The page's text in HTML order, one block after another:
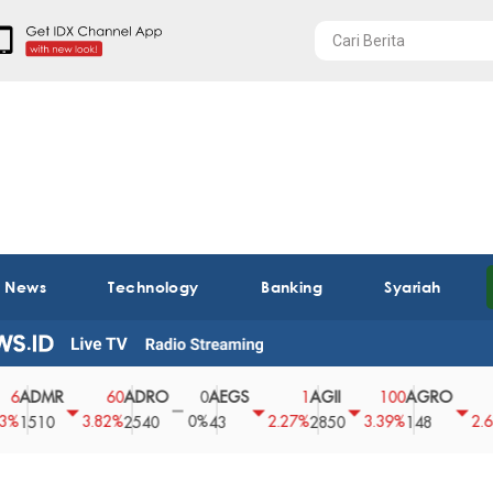
Technology Banking Syariah
3.82%
ADRO
2540
0
0%
AEGS
43
2.27%
AGII
2850
3.39%
AGRO
148
2.63%